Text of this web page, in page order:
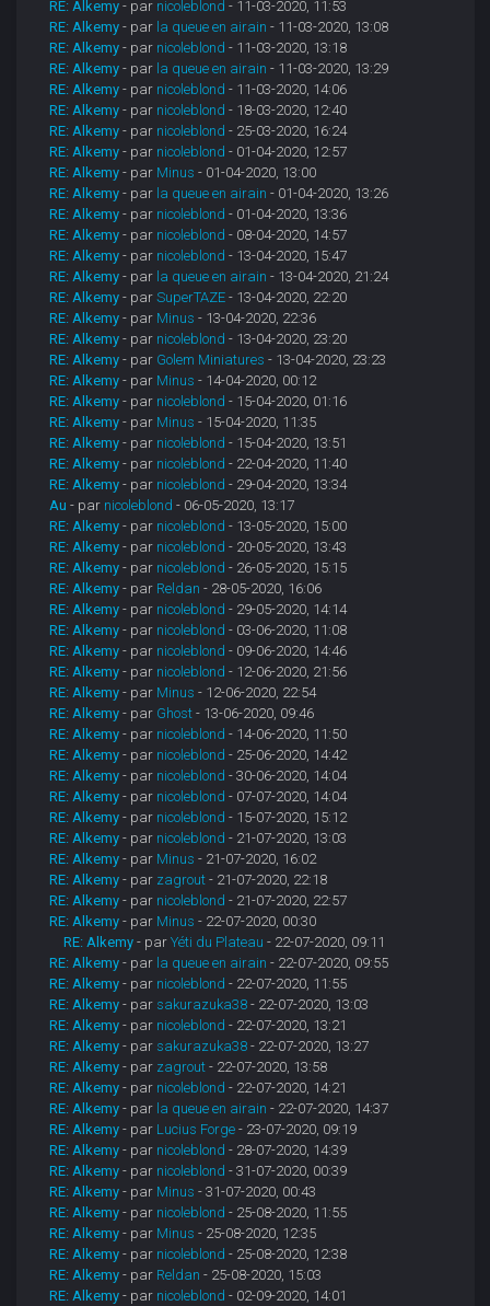
RE: Alkemy - par nicoleblond - 11-03-2020, 11:53
RE: Alkemy - par la queue en airain - 11-03-2020, 13:08
RE: Alkemy - par nicoleblond - 11-03-2020, 13:18
RE: Alkemy - par la queue en airain - 11-03-2020, 13:29
RE: Alkemy - par nicoleblond - 11-03-2020, 14:06
RE: Alkemy - par nicoleblond - 18-03-2020, 12:40
RE: Alkemy - par nicoleblond - 25-03-2020, 16:24
RE: Alkemy - par nicoleblond - 01-04-2020, 12:57
RE: Alkemy - par Minus - 01-04-2020, 13:00
RE: Alkemy - par la queue en airain - 01-04-2020, 13:26
RE: Alkemy - par nicoleblond - 01-04-2020, 13:36
RE: Alkemy - par nicoleblond - 08-04-2020, 14:57
RE: Alkemy - par nicoleblond - 13-04-2020, 15:47
RE: Alkemy - par la queue en airain - 13-04-2020, 21:24
RE: Alkemy - parSuperTAZE - 13-04-2020, 22:20
RE: Alkemy - par Minus - 13-04-2020, 22:36
RE: Alkemy - par nicoleblond - 13-04-2020, 23:20
RE: Alkemy - par Golem Miniatures - 13-04-2020, 23:23
RE: Alkemy - par Minus - 14-04-2020, 00:12
RE: Alkemy - par nicoleblond - 15-04-2020, 01:16
RE: Alkemy - par Minus - 15-04-2020, 11:35
RE: Alkemy - par nicoleblond - 15-04-2020, 13:51
RE: Alkemy - par nicoleblond - 22-04-2020, 11:40
RE: Alkemy - par nicoleblond - 29-04-2020, 13:34
Au - par nicoleblond - 06-05-2020, 13:17
RE: Alkemy - par nicoleblond - 13-05-2020, 15:00
RE: Alkemy - par nicoleblond - 20-05-2020, 13:43
RE: Alkemy - par nicoleblond - 26-05-2020, 15:15
RE: Alkemy - par Reldan - 28-05-2020, 16:06
RE: Alkemy - par nicoleblond - 29-05-2020, 14:14
RE: Alkemy - par nicoleblond - 03-06-2020, 11:08
RE: Alkemy - par nicoleblond - 09-06-2020, 14:46
RE: Alkemy - par nicoleblond - 12-06-2020, 21:56
RE: Alkemy - par Minus - 12-06-2020, 22:54
RE: Alkemy - par Ghost - 13-06-2020, 09:46
RE: Alkemy - par nicoleblond - 14-06-2020, 11:50
RE: Alkemy - par nicoleblond - 25-06-2020, 14:42
RE: Alkemy - par nicoleblond - 30-06-2020, 14:04
RE: Alkemy - par nicoleblond - 07-07-2020, 14:04
RE: Alkemy - par nicoleblond - 15-07-2020, 15:12
RE: Alkemy - par nicoleblond - 21-07-2020, 13:03
RE: Alkemy - par Minus - 21-07-2020, 16:02
RE: Alkemy - par zagrout - 21-07-2020, 22:18
RE: Alkemy - par nicoleblond - 21-07-2020, 22:57
RE: Alkemy - par Minus - 22-07-2020, 00:30
RE: Alkemy - parYéti du Plateau - 22-07-2020, 09:11
RE: Alkemy - par la queue en airain - 22-07-2020, 09:55
RE: Alkemy - par nicoleblond - 22-07-2020, 11:55
RE: Alkemy - par sakurazuka38 - 22-07-2020, 13:03
RE: Alkemy - par nicoleblond - 22-07-2020, 13:21
RE: Alkemy - par sakurazuka38 - 22-07-2020, 13:27
RE: Alkemy - par zagrout - 22-07-2020, 13:58
RE: Alkemy - par nicoleblond - 22-07-2020, 14:21
RE: Alkemy - par la queue en airain - 22-07-2020, 14:37
RE: Alkemy - par Lucius Forge - 23-07-2020, 09:19
RE: Alkemy - par nicoleblond - 28-07-2020, 14:39
RE: Alkemy - par nicoleblond - 31-07-2020, 00:39
RE: Alkemy - par Minus - 31-07-2020, 00:43
RE: Alkemy - par nicoleblond - 25-08-2020, 11:55
RE: Alkemy - par Minus - 25-08-2020, 12:35
RE: Alkemy - par nicoleblond - 25-08-2020, 12:38
RE: Alkemy - par Reldan - 25-08-2020, 15:03
RE: Alkemy - par nicoleblond - 02-09-2020, 14:01